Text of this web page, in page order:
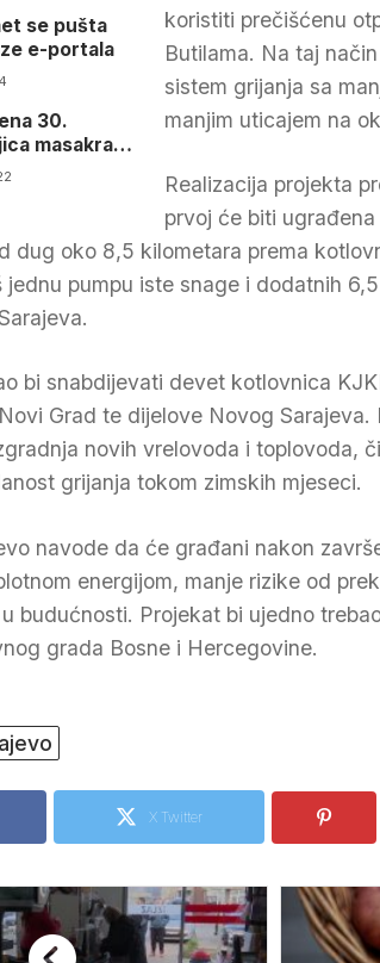
se pušta
e-portala
30.
masakra u
u
koristiti prečišćenu
Butilama. Na taj
sistem grijanja sa
manjim uticajem na
Realizacija projekta
prvoj će biti
dug oko 8,5 kilometara prema
jednu pumpu iste snage i dodatnih
bi snabdijevati devet kotlovnica
Grad te dijelove Novog Sarajeva.
novih vrelovoda i toplovoda,
grijanja tokom zimskih mjeseci.
navode da će građani nakon
energijom, manje rizike od
budućnosti. Projekat bi ujedno
grada Bosne i Hercegovine.
X Twitter